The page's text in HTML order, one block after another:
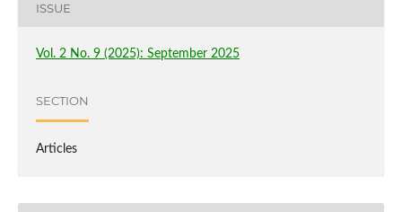
ISSUE
Vol. 2 No. 9 (2025): September 2025
SECTION
Articles